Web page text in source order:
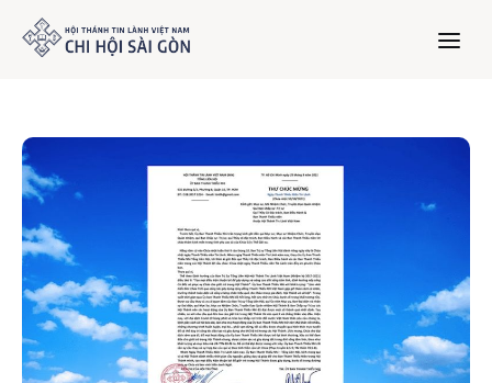
Trang chủ
Giới thiệu
Dưỡng Linh
Thư viện